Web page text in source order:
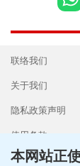
联络我们
关于我们
隐私政策声明
使用条款
本网站正